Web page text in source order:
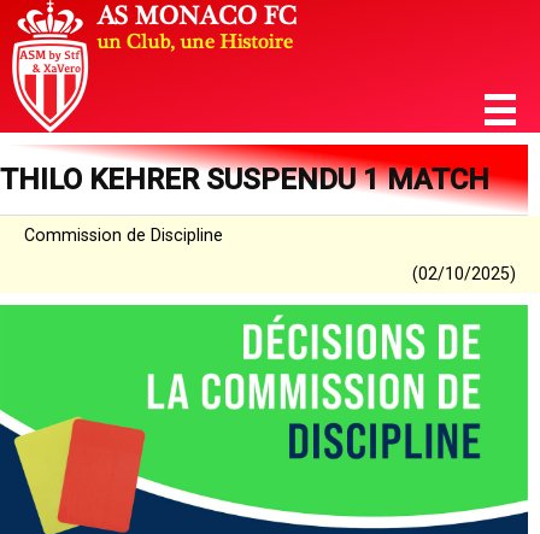
THILO KEHRER SUSPENDU 1 MATCH
Commission de Discipline
(02/10/2025)